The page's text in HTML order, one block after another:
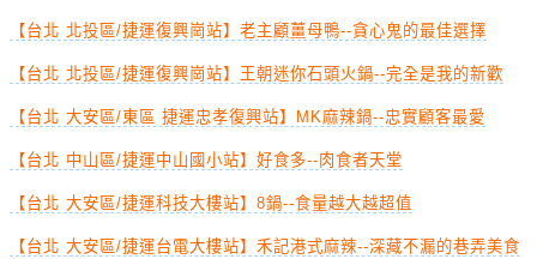
【台北 北投區/捷運復興崗站】老主顧薑母鴨--貪心鬼的最佳選擇
【台北 北投區/捷運復興崗站】王朝迷你石頭火鍋--完全是我的新歡
【台北 大安區/東區 捷運忠孝復興站】MK麻辣鍋--忠實顧客最愛
【台北 中山區/捷運中山國小站】好食多--肉食者天堂
【台北 大安區/捷運科技大樓站】8鍋--食量越大越超值
【台北 大安區/捷運台電大樓站】禾記港式麻辣--深藏不漏的巷弄美食